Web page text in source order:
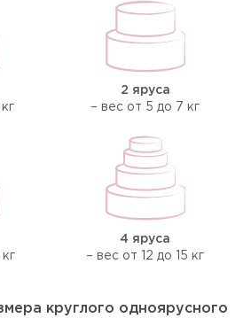
2 яруса
– вес от 5 до 7 кг
4 яруса
– вес от 12 до 15 кг
круглого одноярусного